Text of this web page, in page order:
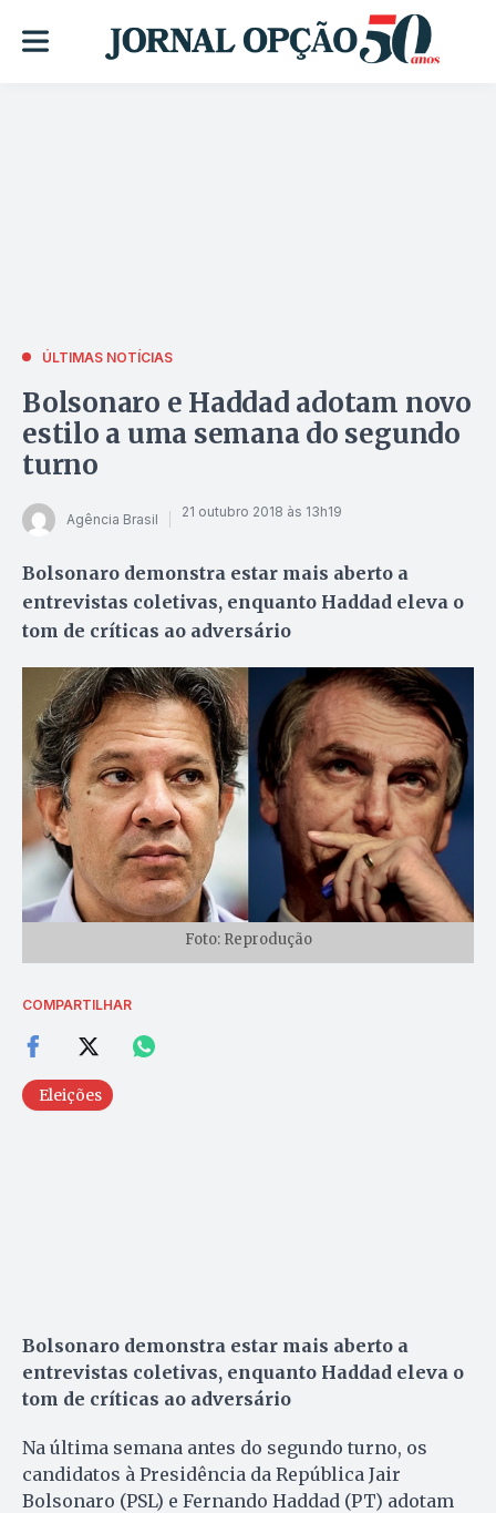
ÚLTIMAS NOTÍCIAS
Bolsonaro e Haddad adotam novo
estilo a uma semana do segundo
turno
Agência Brasil 21 outubro 2018 às 13h19
Bolsonaro demonstra estar mais aberto a
entrevistas coletivas, enquanto Haddad eleva o
tom de críticas ao adversário
Foto: Reprodução
COMPARTILHAR
Eleições
Bolsonaro demonstra estar mais aberto a
entrevistas coletivas, enquanto Haddad eleva o
tom de críticas ao adversário
Na última semana antes do segundo turno, os
candidatos à Presidência da República Jair
Bolsonaro (PSL) e Fernando Haddad (PT) adotam